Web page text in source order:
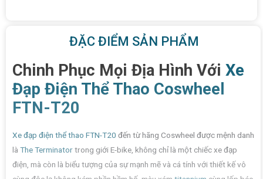
ĐẶC ĐIỂM SẢN PHẨM
Chinh Phục Mọi Địa Hình VớiXe
Đạp Điện Thể Thao Coswheel
FTN-T20
Xe đạp điện thể thao FTN-T20 đến từ hãng Coswheel được mệnh danh
làThe Terminatortrong giới E-bike, không chỉ là một chiếc xe đạp
điện, mà còn là biểu tượng của sự mạnh mẽ và cá tính với thiết kế vô